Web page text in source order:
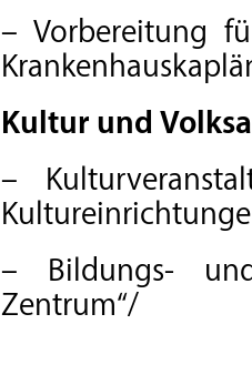
– Vorbereitung
Kultur und
–
– Bildungs- und
Zentrum“/